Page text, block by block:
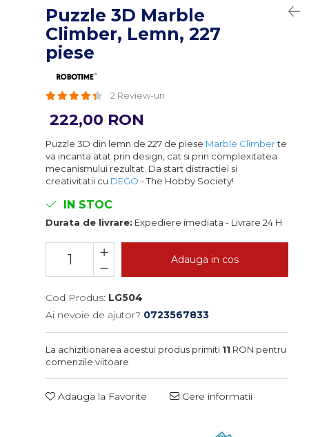
Puzzle 3D Marble
Climber, Lemn, 227
piese
2 Review-uri
222,00 RON
Puzzle 3D din lemn de 227 de piese Marble Climberte
va incanta atat prin design, cat si prin complexitatea
mecanismului rezultat. Da start distractiei si
creativitatii cu DEGO - The Hobby Society!
IN STOC
Durata de livrare: Expediere imediata - Livrare 24 H
Adauga in cos
Cod Produs: LG504
Ai nevoie de ajutor? 0723567833
La achizitionarea acestui produs primiti 11 RON pentru
comenzile viitoare
Adauga la Favorite Cere informatii